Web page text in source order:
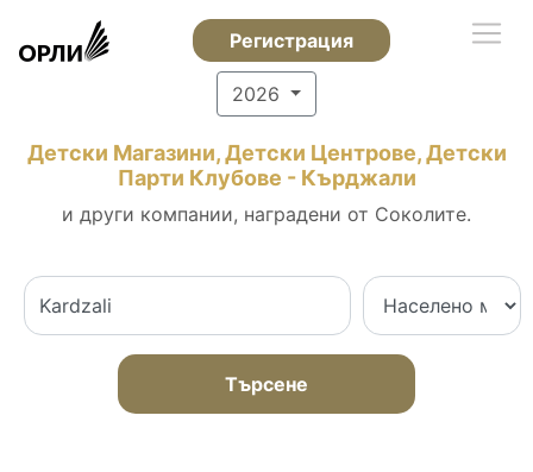
Регистрация
2026
Детски Магазини, Детски Центрове, Детски
Парти Клубове - Кърджали
и други компании, наградени от Соколите.
Търсене